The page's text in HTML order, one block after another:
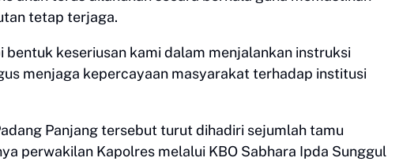
tetap terjaga.
bentuk keseriusan kami dalam menjalankan instruksi
menjaga kepercayaan masyarakat terhadap institusi
Panjang tersebut turut dihadiri sejumlah tamu
perwakilan Kapolres melalui KBO Sabhara Ipda Sunggul